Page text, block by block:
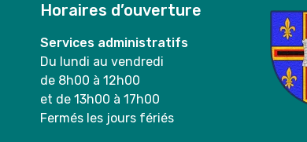
Horaires d’ouverture
Services administratifs
Du lundi au vendredi
de 8h00 à 12h00
et de 13h00 à 17h00
Fermés les jours fériés